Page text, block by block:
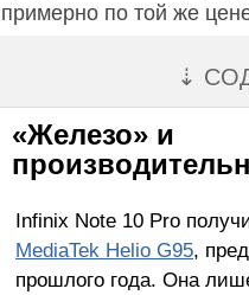
примерно по той же
⇣
«Железо» и
Infinix Note 10 Pro
MediaTek Helio G95,
прошлого года. Она